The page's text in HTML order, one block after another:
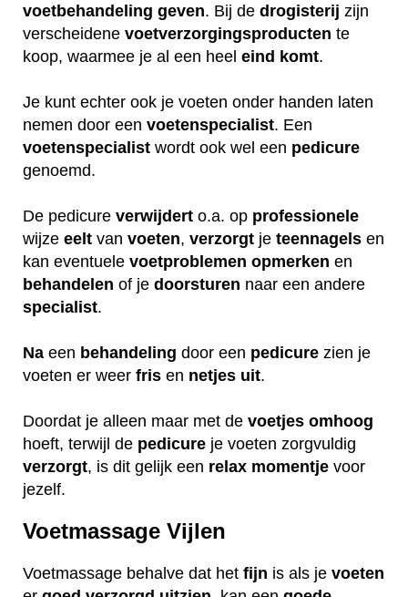
voetbehandeling geven. Bij de drogisterij zijn
verscheidene voetverzorgingsproducten te
koop, waarmee je al een heel eind komt.
Je kunt echter ook je voeten onder handen laten
nemen door een voetenspecialist. Een
voetenspecialist wordt ook wel een pedicure
genoemd.
De pedicure verwijdert o.a. op professionele
wijze eelt van voeten, verzorgt je teennagels en
kan eventuele voetproblemen opmerken en
behandelen of je doorsturen naar een andere
specialist.
Na een behandeling door een pedicure zien je
voeten er weer fris en netjes uit.
Doordat je alleen maar met de voetjes omhoog
hoeft, terwijl de pedicure je voeten zorgvuldig
verzorgt, is dit gelijk een relax momentje voor
jezelf.
Voetmassage Vijlen
Voetmassage behalve dat het fijn is als je voeten